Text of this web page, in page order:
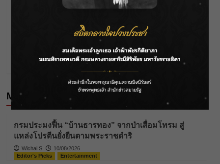
Fanmeet in Thailand : Love is Magicแฟนคลับฟินหนัก
“ลูกเกด-ไอซ์-นัท นิสามณี-รัศมีแข” เปิดศึกท้าชน กลาง
รายการ“SURGERY WARS สงครามแห่งความงาม”
More Stories News
กรมประมงฟื้น “บ้านธารทอง” จากป่าเสื่อมโทรม สู่
แหล่งโปรตีนยั่งยืนตามพระราชดำริ
Wichai S
10/08/2026
Editor's Picks
Entertainment